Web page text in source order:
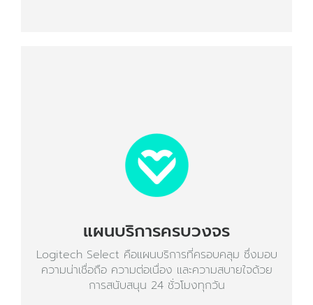
แผนบริการครบวงจร
Logitech Select คือแผนบริการที่ครอบคลุม ซึ่งมอบ
ความน่าเชื่อถือ ความต่อเนื่อง และความสบายใจด้วย
การสนับสนุน 24 ชั่วโมงทุกวัน